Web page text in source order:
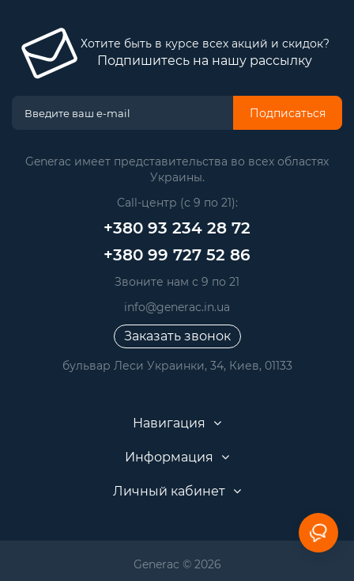
Хотите быть в курсе всех акций и скидок?
Подпишитесь на нашу рассылку
Подписаться
Generac имеет представительства во всех областях
Украины.
Call-центр (с 9 по 21):
+380 93 234 28 72
+380 99 727 52 86
Звоните нам с 9 по 21
info@generac.in.ua
Заказать звонок
бульвар Леси Украинки, 34, Киев, 01133
Навигация
Информация
Личный кабинет
Generac © 2026